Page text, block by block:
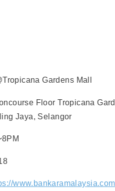
Gardens Mall
Floor Tropicana
Jaya, Selangor